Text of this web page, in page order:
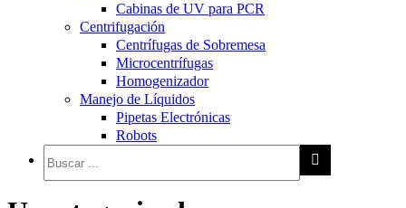
Cabinas de UV para PCR
Centrifugación
Centrífugas de Sobremesa
Microcentrífugas
Homogenizador
Manejo de Líquidos
Pipetas Electrónicas
Robots